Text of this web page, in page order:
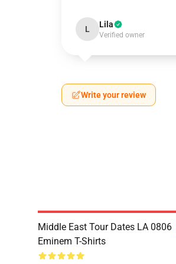
L Lila
Verified owner
Write your review
Middle East Tour Dates LA 0806
Eminem T-Shirts